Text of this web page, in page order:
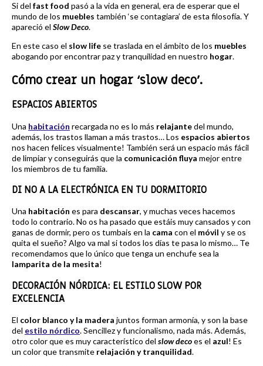
Si del fast food pasó a la vida en general, era de esperar que el
mundo de los muebles también ‘se contagiara’ de esta filosofía. Y
apareció el Slow Deco.
En este caso el slow life se traslada en el ámbito de los muebles
abogando por encontrar paz y tranquilidad en nuestro hogar.
Cómo crear un hogar ‘slow deco’.
ESPACIOS ABIERTOS
Una habitación recargada no es lo más relajantedel mundo,
además, los trastos llaman a más trastos… Los espacios abiertos
nos hacen felices visualmente! También será un espacio más fácil
de limpiar y conseguirás que la comunicación fluya mejor entre
los miembros de tu familia.
DI NO A LA ELECTRÓNICA EN TU DORMITORIO
Una habitación es para descansar, y muchas veces hacemos
todo lo contrario. No os ha pasado que estáis muy cansados y con
ganas de dormir, pero os tumbais en la cama con el móvil y se os
quita el sueño? Algo va mal si todos los días te pasa lo mismo… Te
recomendamos que lo único que tenga un enchufe sea la
lamparita de la mesita!
DECORACIÓN NÓRDICA: EL ESTILO SLOW POR
EXCELENCIA
El color blanco y la madera juntos forman armonía, y son la base
del estilo nórdico. Sencillez y funcionalismo, nada más. Además,
otro color que es muy característico del slow decoes el azul! Es
un color que transmite relajación y tranquilidad.